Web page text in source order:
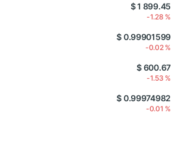
$ 1 899.45
-1.28 %
$ 0.99901599
-0.02 %
$ 600.67
-1.53 %
$ 0.99974982
-0.01 %